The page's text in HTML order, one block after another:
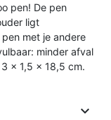
pen! De pen
ligt
met je andere
minder afval
x 1,5 x 18,5 cm.
